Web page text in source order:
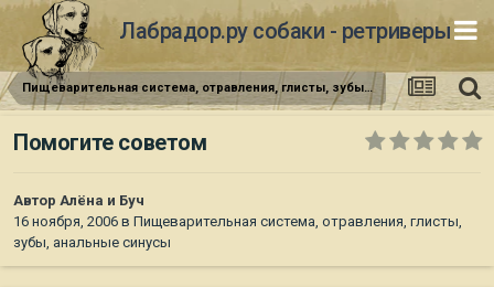
Лабрадор.ру собаки - ретриверы
Пищеварительная система, отравления, глисты, зубы, анальные синусы
Помогите советом
Автор Алёна и Буч
16 ноября, 2006 в Пищеварительная система, отравления, глисты,
зубы, анальные синусы